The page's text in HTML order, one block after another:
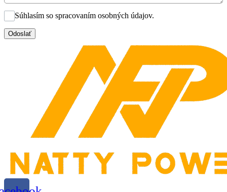
Súhlasím so spracovaním osobných údajov.
Odoslať